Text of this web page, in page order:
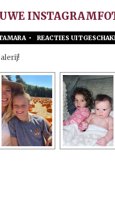
• REACTIES